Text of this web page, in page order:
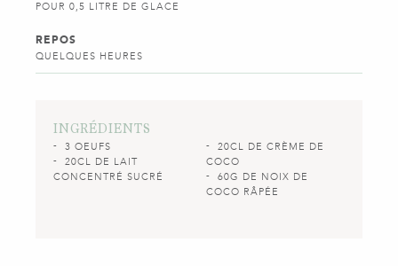
POUR 0,5 LITRE DE GLACE
REPOS
QUELQUES HEURES
INGRÉDIENTS
3 OEUFS
20CL DE LAIT
CONCENTRÉ SUCRÉ
20CL DE CRÈME DE
COCO
60G DE NOIX DE
COCO RÂPÉE